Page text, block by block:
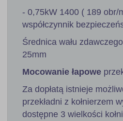
- 0,75kW 1400 ( 189 obr/
współczynnik
Średnica wału
25mm
Mocowanie łapowe
Za dopłatą istnieje
przekładni z kołnierzem
dostępne 3 wielkości